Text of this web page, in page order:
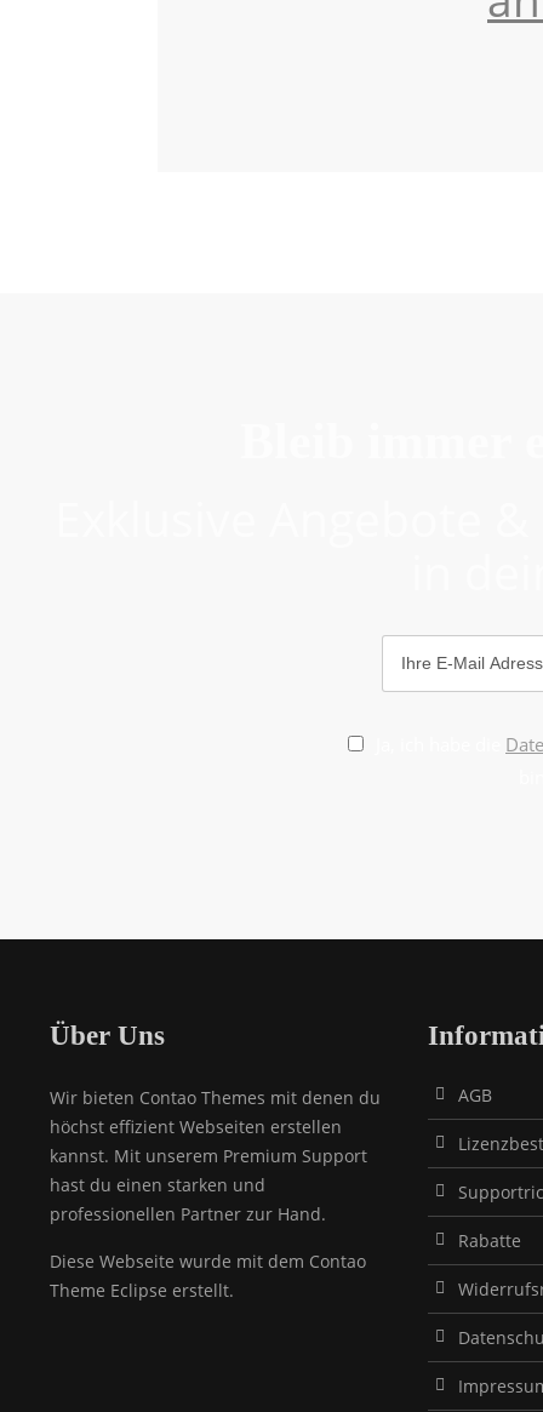
Über Uns
Wir bieten Contao Themes mit denen du
höchst effizient Webseiten erstellen
kannst. Mit unserem Premium Support
hast du einen starken und
professionellen Partner zur Hand.
Diese Webseite wurde mit dem Contao
Theme Eclipse erstellt.
AGB
Rabatte